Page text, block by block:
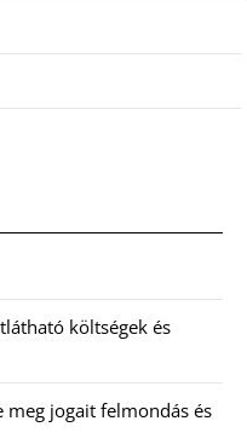
költségek és
meg jogait felmondás és